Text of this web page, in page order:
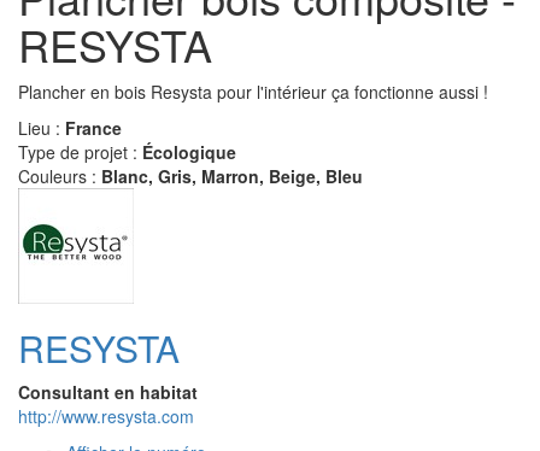
RESYSTA
Plancher en bois Resysta pour l'intérieur ça fonctionne aussi !
Lieu : France
Type de projet : Écologique
Couleurs : Blanc, Gris, Marron, Beige, Bleu
RESYSTA
Consultant en habitat
http://www.resysta.com